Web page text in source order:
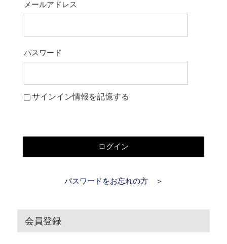
メールアドレス
パスワード
サインイン情報を記憶する
ログイン
パスワードをお忘れの方 ＞
会員登録